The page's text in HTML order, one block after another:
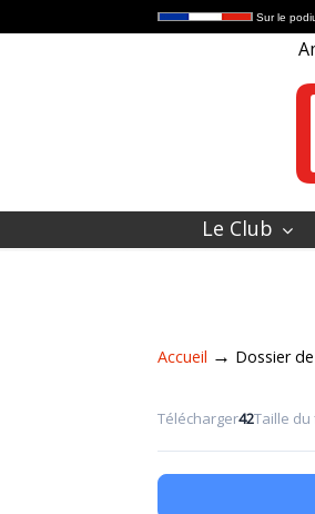
Sur le
Le Club
Accueil → Dossier
Télécharger42Taille